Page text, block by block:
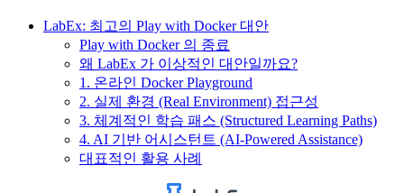
LabEx: 최고의 Play with Docker 대안
Play with Docker 의 종료
왜 LabEx 가 이상적인 대안일까요?
1. 온라인 Docker Playground
2. 실제 환경 (Real Environment) 접근성
3. 체계적인 학습 패스 (Structured Learning Paths)
4. AI 기반 어시스턴트 (AI-Powered Assistance)
대표적인 활용 사례